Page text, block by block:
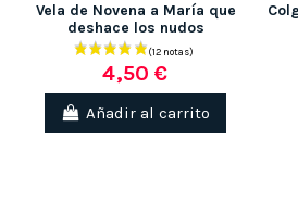
Vela de Novena a María que
deshace los nudos
4,50 €
Añadir al carrito